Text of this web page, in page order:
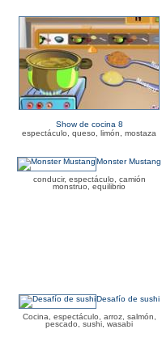
Show de cocina 8
espectáculo, queso, limón, mostaza
Monster Mustang
conducir, espectáculo, camión
monstruo, equilibrio
Desafío de sushi
Cocina, espectáculo, arroz, salmón,
pescado, sushi, wasabi